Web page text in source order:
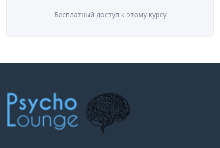
Бесплатный доступ к этому курсу